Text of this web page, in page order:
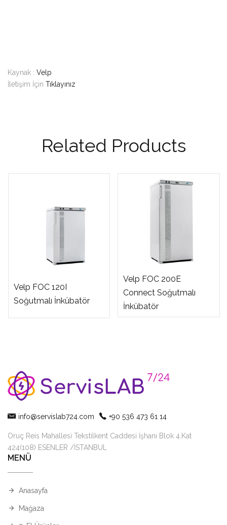
Kaynak : Velp
İletişim İçin Tıklayınız
Related Products
Velp FOC 120I
Soğutmalı İnkübatör
Velp FOC 200E
Connect Soğutmalı
İnkübatör
info@servislab724.com +90 536 473 61 14
Oruç Reis Mahallesi Tekstilkent Caddesi İşhanı Blok 4.Kat
424(108) ESENLER /İSTANBUL
MENÜ
Anasayfa
Mağaza